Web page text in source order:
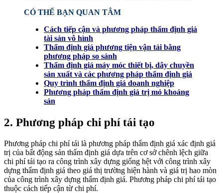
CÓ THỂ BẠN QUAN TÂM
Cách tiếp cận và phương pháp thẩm định giá
tài sản vô hình
Thẩm định giá phương tiện vận tải bằng
phương pháp so sánh
Thẩm định giá máy móc thiết bị, dây chuyền
sản xuất và các phương pháp thẩm định giá
Quy trình thẩm định giá doanh nghiệp
Phương pháp thẩm định giá trị mỏ khoáng
sản
2. Phương pháp chi phí tái tạo
Phương pháp chi phí tái là phương pháp thẩm định giá xác định giá
trị của bất động sản thẩm định giá dựa trên cơ sở chênh lệch giữa
chi phí tái tạo ra công trình xây dựng giống hệt với công trình xây
dựng thẩm định giá theo giá thị trường hiện hành và giá trị hao mòn
của công trình xây dựng thẩm định giá. Phương pháp chi phí tái tạo
thuộc cách tiếp cận từ chi phí.